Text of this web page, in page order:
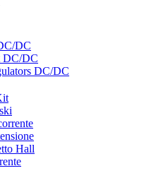
DC
DC/DC
DC/DC
Hall